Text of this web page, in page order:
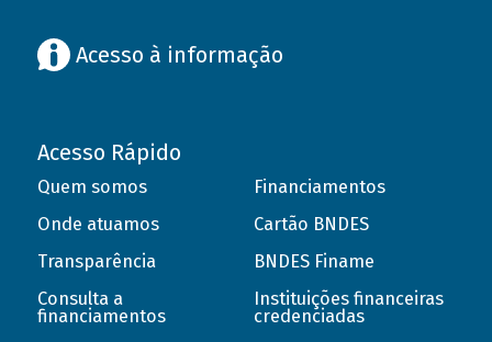
Acesso à informação
Acesso Rápido
Quem somos
Onde atuamos
Transparência
Consulta a
financiamentos
Financiamentos
Cartão BNDES
BNDES Finame
Instituições financeiras
credenciadas